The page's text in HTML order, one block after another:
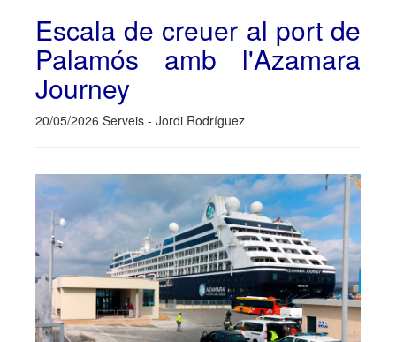
Escala de creuer al port de
Palamós amb l'Azamara
Journey
20/05/2026 Serveis - Jordi Rodríguez